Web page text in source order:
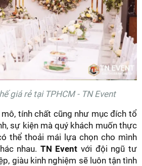
giá rẻ tại TPHCM - TN Event
mô, tính chất cũng như mục đích tổ
sự kiện mà quý khách muốn thực
thể thoải mái lựa chọn cho mình
nhau. TN Event với đội ngũ tư
giàu kinh nghiệm sẽ luôn tận tình